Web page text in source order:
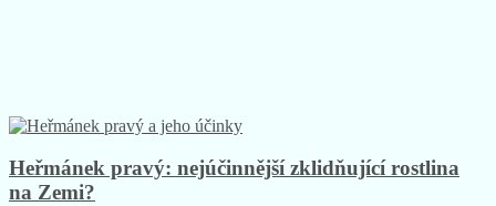
Heřmánek pravý: nejúčinnější zklidňující rostlina
na Zemi?